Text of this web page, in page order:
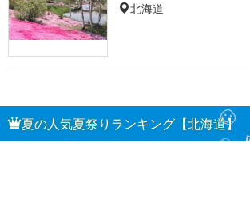
北海道
夏の人気夏祭りランキング【北海道】